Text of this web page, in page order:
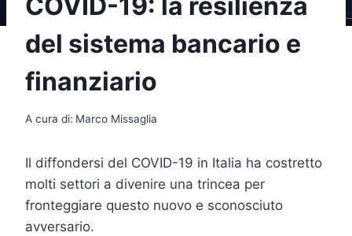
del sistema bancario e
finanziario
A cura di: Marco Missaglia
Il diffondersi del COVID-19 in Italia ha costretto
molti settori a divenire una trincea per
fronteggiare questo nuovo e sconosciuto
avversario.